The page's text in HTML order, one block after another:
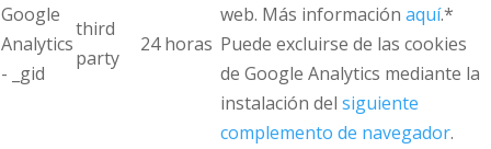
Google
Analytics
- _gid
third
party
24 horas
web. Más información aquí.*
Puede excluirse de las cookies
de Google Analytics mediante la
instalación del siguiente
complemento de navegador.